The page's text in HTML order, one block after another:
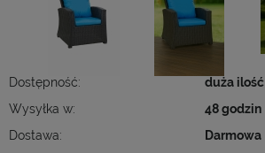
Dostępność:
duża ilość
Wysyłka w:
48 godzin
Dostawa:
Darmowa